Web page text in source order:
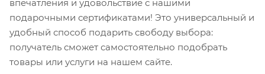
впечатления и удовольствие с нашими
подарочными сертификатами! Это универсальный и
удобный способ подарить свободу выбора:
получатель сможет самостоятельно подобрать
товары или услуги на нашем сайте.